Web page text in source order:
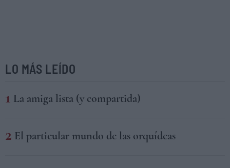
LO MÁS LEÍDO
La amiga lista (y compartida)
El particular mundo de las orquídeas